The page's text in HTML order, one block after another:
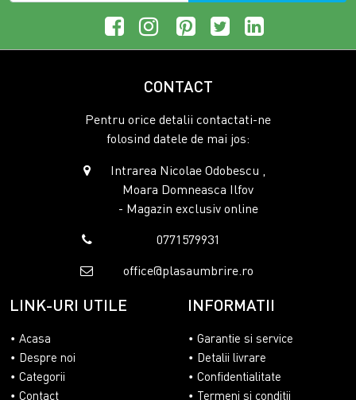
CONTACT
Pentru orice detalii contactati-ne
folosind datele de mai jos:
Intrarea Nicolae Odobescu ,
Moara Domneasca Ilfov
- Magazin exclusiv online
0771579931
office@plasaumbrire.ro
LINK-URI UTILE
Acasa
Despre noi
Categorii
Contact
INFORMATII
Garantie si service
Detalii livrare
Confidentialitate
Termeni si conditii